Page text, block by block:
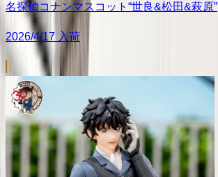
名探偵コナンマスコット“世良&松田&萩原”
2026/4/17 入荷